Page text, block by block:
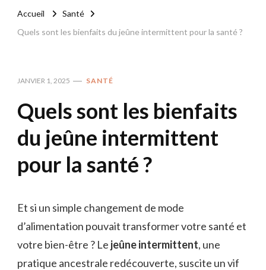
Accueil
Santé
Quels sont les bienfaits du jeûne intermittent pour la santé ?
JANVIER 1, 2025 SANTÉ
Quels sont les bienfaits
du jeûne intermittent
pour la santé ?
Et si un simple changement de mode
d’alimentation pouvait transformer votre santé et
votre bien-être ? Le jeûne intermittent, une
pratique ancestrale redécouverte, suscite un vif